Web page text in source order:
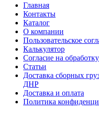
Главная
Контакты
Каталог
О компании
Пользовательское
Калькулятор
Согласие на
Статьи
Доставка сборных
ДНР
Доставка и оплата
Политика